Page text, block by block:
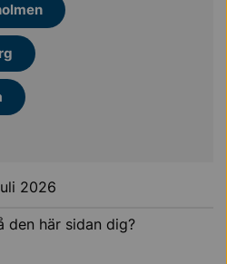
2026
den här sidan dig?